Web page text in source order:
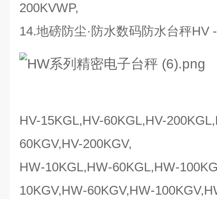
200KVWP,
14.地磅防尘·防水数码防水台秤HV
HV-15KGL,HV-60KGL,HV-
60KGV,HV-200KGV,
HW-10KGL,HW-60KGL,HW-
10KGV,HW-60KGV,HW-